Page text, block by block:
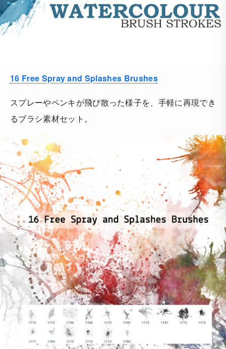
16 Free Spray and Splashes Brushes
スプレーやペンキが飛び散った様子を、手軽に再現でき
るブラシ素材セット。